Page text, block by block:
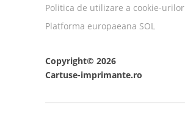
Politica de utilizare a cookie-urilor
Platforma europaeana SOL
Copyright© 2026
Cartuse-imprimante.ro